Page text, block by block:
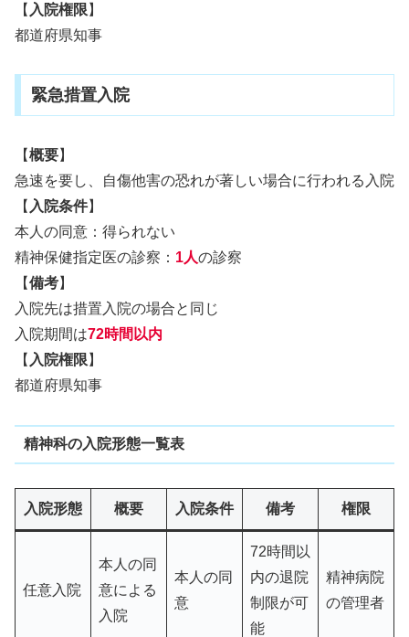
【 入院権限 】
都道府県知事
緊急措置入院
【概要】
急速を要し、自傷他害の恐れが著しい場合に行われる入院
【 入院条件】
本人の同意：得られない
精神保健指定医の診察： 1人の診察
【備考】
入院先は措置入院の場合と同じ
入院期間は72時間以内
【 入院権限 】
都道府県知事
精神科の入院形態一覧表
入院形態 概要 入院条件 備考 権限
任意入院
本人の同
意による
入院
本人の同
意
72時間以
内の退院
制限が可
能
精神病院
の管理者